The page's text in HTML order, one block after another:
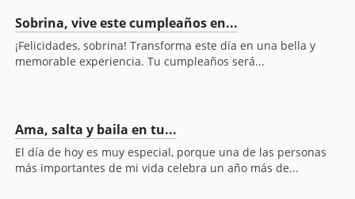
Sobrina, vive este cumpleaños en...
¡Felicidades, sobrina! Transforma este día en una bella y
memorable experiencia. Tu cumpleaños será...
Ama, salta y baila en tu...
El día de hoy es muy especial, porque una de las personas
más importantes de mi vida celebra un año más de...